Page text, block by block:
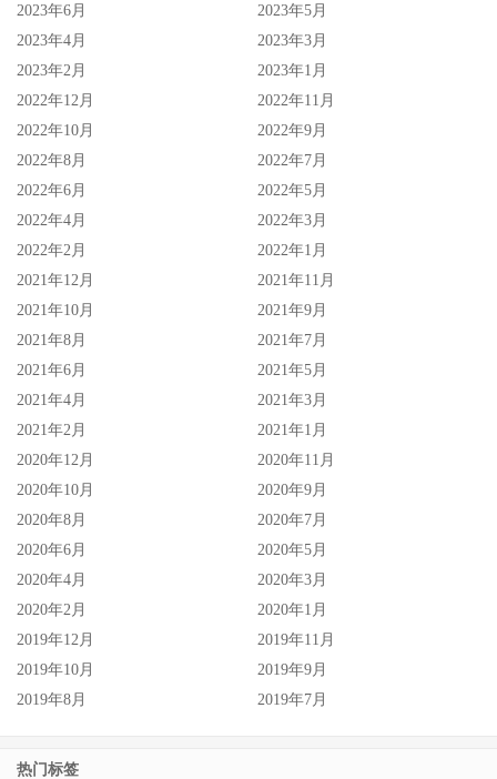
2023年6月
2023年5月
2023年4月
2023年3月
2023年2月
2023年1月
2022年12月
2022年11月
2022年10月
2022年9月
2022年8月
2022年7月
2022年6月
2022年5月
2022年4月
2022年3月
2022年2月
2022年1月
2021年12月
2021年11月
2021年10月
2021年9月
2021年8月
2021年7月
2021年6月
2021年5月
2021年4月
2021年3月
2021年2月
2021年1月
2020年12月
2020年11月
2020年10月
2020年9月
2020年8月
2020年7月
2020年6月
2020年5月
2020年4月
2020年3月
2020年2月
2020年1月
2019年12月
2019年11月
2019年10月
2019年9月
2019年8月
2019年7月
热门标签